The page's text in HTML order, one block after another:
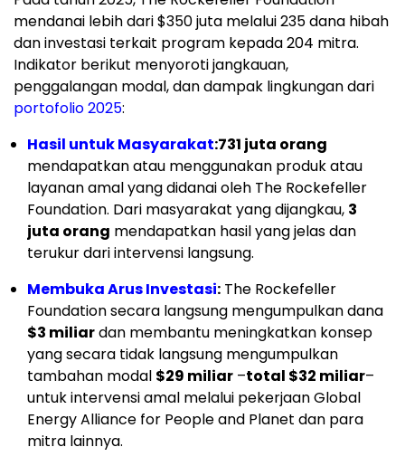
mendanai lebih dari $350 juta melalui 235 dana hibah
dan investasi terkait program kepada 204 mitra.
Indikator berikut menyoroti jangkauan,
penggalangan modal, dan dampak lingkungan dari
portofolio 2025:
Hasil untuk Masyarakat:731 juta orang
mendapatkan atau menggunakan produk atau
layanan amal yang didanai oleh The Rockefeller
Foundation. Dari masyarakat yang dijangkau, 3
juta orang mendapatkan hasil yang jelas dan
terukur dari intervensi langsung.
Membuka Arus Investasi: The Rockefeller
Foundation secara langsung mengumpulkan dana
$3 miliardan membantu meningkatkan konsep
yang secara tidak langsung mengumpulkan
tambahan modal $29 miliar –total $32 miliar–
untuk intervensi amal melalui pekerjaan Global
Energy Alliance for People and Planet dan para
mitra lainnya.